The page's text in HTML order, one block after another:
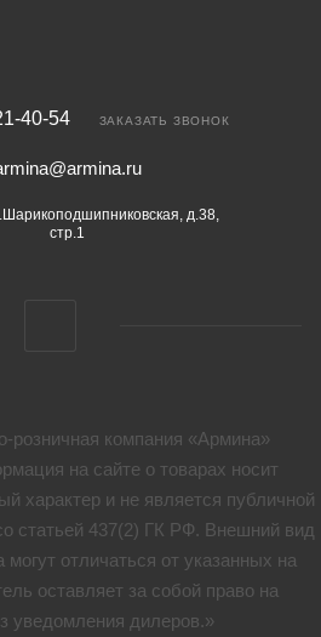
40-54 ЗАКАЗАТЬ ЗВОНОК
д.38,
стр.1
розничная компания «Армина»
на сайте о товарах носит
характер и не является публичной
статьей 437(2) ГК РФ. Внешний вид
могут отличаться от указанных на
оставляет за собой право на
уведомления дилеров.»